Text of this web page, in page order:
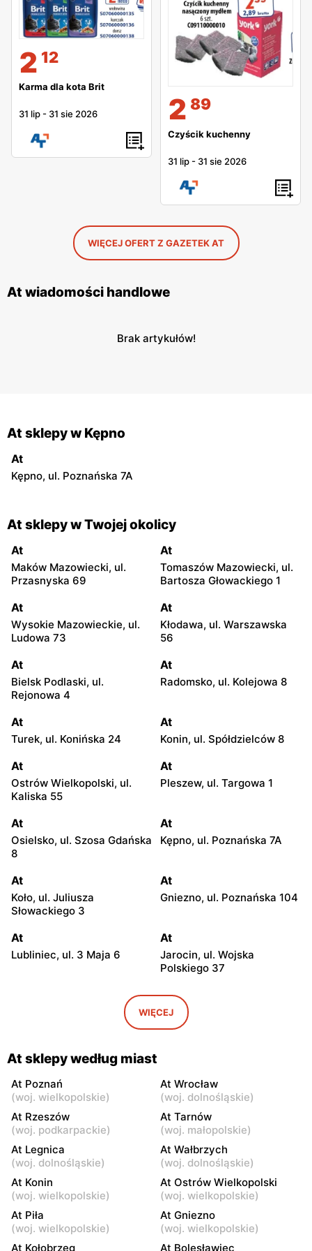
2 12
Karma dla kota Brit
31 lip - 31 sie 2026 2 89
Czyścik kuchenny
31 lip - 31 sie 2026
WIĘCEJ OFERT Z GAZETEK AT
At wiadomości handlowe
Brak artykułów!
At sklepy w Kępno
At
Kępno, ul. Poznańska 7A
At sklepy w Twojej okolicy
At
Maków Mazowiecki, ul.
Przasnyska 69
At
Tomaszów Mazowiecki, ul.
Bartosza Głowackiego 1
At
Wysokie Mazowieckie, ul.
Ludowa 73
At
Kłodawa, ul. Warszawska
56
At
Bielsk Podlaski, ul.
Rejonowa 4
At
Radomsko, ul. Kolejowa 8
At
Turek, ul. Konińska 24
At
Konin, ul. Spółdzielców 8
At
Ostrów Wielkopolski, ul.
Kaliska 55
At
Pleszew, ul. Targowa 1
At
Osielsko, ul. Szosa Gdańska
8
At
Kępno, ul. Poznańska 7A
At
Koło, ul. Juliusza
Słowackiego 3
At
Gniezno, ul. Poznańska 104
At
Lubliniec, ul. 3 Maja 6
At
Jarocin, ul. Wojska
Polskiego 37
Tarnów, ul. Tuchowska 23
At
Krotoszyn, ul. Koźmińska 17
Krotoszyn, ul. Zacisze 2B
At
Rzeszów, ul. Przemysłowa
3
At
Środa Wielkopolska, ul.
Stanisława Wyspiańskiego
2
At
Chrzanów, ul. Partyzantów
11A
At
Milicz, ul. Trzebnicka 31
At
Strzelce Opolskie, ul.
At
Śrem, ul. Gostyńska 51
WIĘCEJ
At sklepy według miast
At Poznań
(woj. wielkopolskie)
At Wrocław
(woj. dolnośląskie)
At Rzeszów
(woj. podkarpackie)
At Tarnów
(woj. małopolskie)
At Legnica
(woj. dolnośląskie)
At Wałbrzych
(woj. dolnośląskie)
At Konin
(woj. wielkopolskie)
At Ostrów Wielkopolski
(woj. wielkopolskie)
At Piła
(woj. wielkopolskie)
At Gniezno
(woj. wielkopolskie)
At Kołobrzeg
At Bolesławiec